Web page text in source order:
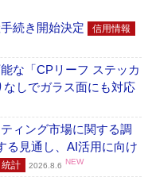
続き開始決定 信用情報
な「CPリーフ ステッカ
しでガラス面にも対応
ィング市場に関する調
見通し、AI活用に向け
計 2026.8.6 NEW